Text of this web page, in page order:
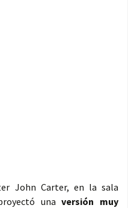
John Carter, en la sala
unaversión muy